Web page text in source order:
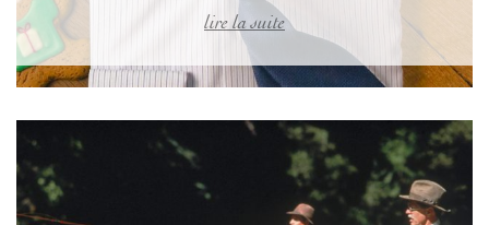
lire la suite